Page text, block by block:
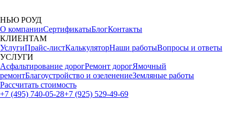
НЬЮ РОУД
О компанииСертификатыБлогКонтакты
КЛИЕНТАМ
УслугиПрайс-листКалькуляторНаши работыВопросы и ответы
УСЛУГИ
Асфальтирование дорогРемонт дорогЯмочный
ремонтБлагоустройство и озеленениеЗемляные работы
Рассчитать стоимость
+7 (495) 740-05-28+7 (925) 529-49-69